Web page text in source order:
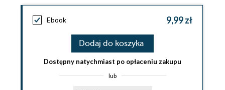
Ebook 9,99 zł
Dodaj do koszyka
Dostępny natychmiast po opłaceniu zakupu
lub